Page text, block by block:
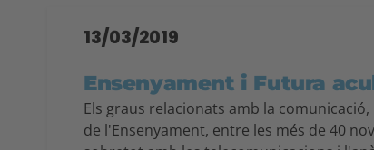
13/03/2019
Ensenyament i Futura
Els graus relacionats amb la
de l'Ensenyament, entre les més de 40